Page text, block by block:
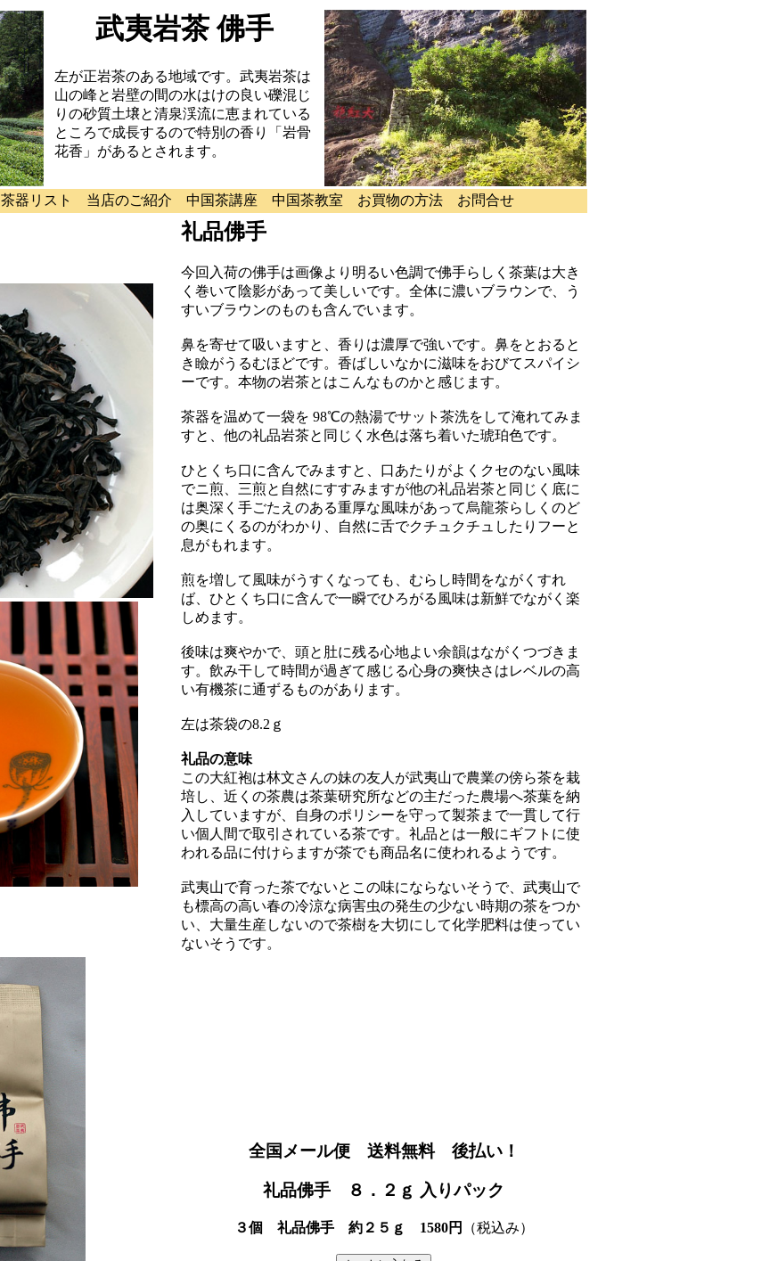
武夷岩茶 佛手
左が正岩茶のある地域です。武夷岩茶は
山の峰と岩壁の間の水はけの良い礫混じ
りの砂質土壌と清泉渓流に恵まれている
ところで成長するので特別の香り「岩骨
花香」があるとされます。
茶器リスト 当店のご紹介 中国茶講座 中国茶教室 お買物の方法 お問合せ
礼品佛手
今回入荷の佛手は画像より明るい色調で佛手らしく茶葉は大き
く巻いて陰影があって美しいです。全体に濃いブラウンで、う
すいブラウンのものも含んでいます。
鼻を寄せて吸いますと、香りは濃厚で強いです。鼻をとおると
き瞼がうるむほどです。香ばしいなかに滋味をおびてスパイシ
ーです。本物の岩茶とはこんなものかと感じます。
茶器を温めて一袋を 98℃の熱湯でサット茶洗をして淹れてみま
すと、他の礼品岩茶と同じく水色は落ち着いた琥珀色です。
ひとくち口に含んでみますと、口あたりがよくクセのない風味
でニ煎、三煎と自然にすすみますが他の礼品岩茶と同じく底に
は奥深く手ごたえのある重厚な風味があって烏龍茶らしくのど
の奥にくるのがわかり、自然に舌でクチュクチュしたりフーと
息がもれます。
煎を増して風味がうすくなっても、むらし時間をながくすれ
ば、ひとくち口に含んで一瞬でひろがる風味は新鮮でながく楽
しめます。
後味は爽やかで、頭と肚に残る心地よい余韻はながくつづきま
す。飲み干して時間が過ぎて感じる心身の爽快さはレベルの高
い有機茶に通ずるものがあります。
左は茶袋の8.2ｇ
礼品の意味
この大紅袍は林文さんの妹の友人が武夷山で農業の傍ら茶を栽
培し、近くの茶農は茶葉研究所などの主だった農場へ茶葉を納
入していますが、自身のポリシーを守って製茶まで一貫して行
い個人間で取引されている茶です。礼品とは一般にギフトに使
われる品に付けらますが茶でも商品名に使われるようです。
武夷山で育った茶でないとこの味にならないそうで、武夷山で
も標高の高い春の冷涼な病害虫の発生の少ない時期の茶をつか
い、大量生産しないので茶樹を大切にして化学肥料は使ってい
ないそうです。
全国メール便 送料無料 後払い！
礼品佛手 ８．２ｇ 入りパック
３個 礼品佛手 約２５ｇ 1580円 （税込み）